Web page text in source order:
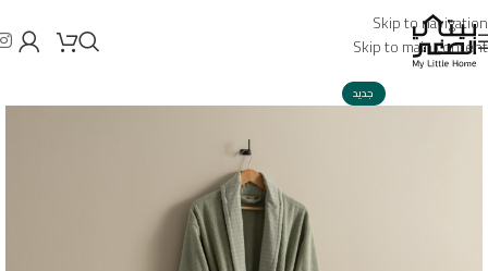
Skip to navigation
Skip to main content
جديد